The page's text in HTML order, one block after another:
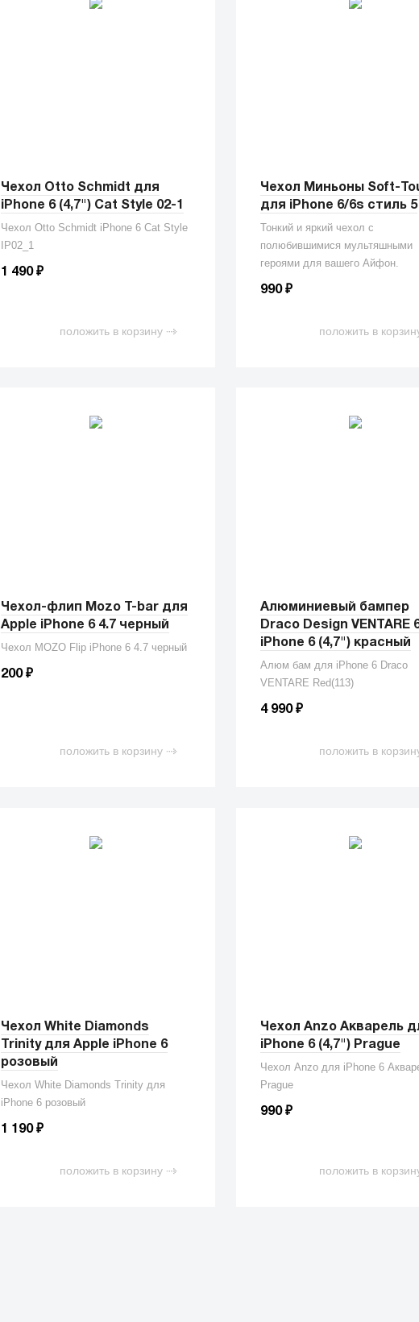
Чехол Otto Schmidt для
iPhone 6 (4,7") Cat Style 02-1
Чехол Otto Schmidt iPhone 6 Cat Style
IP02_1
1 490 ₽
положить в корзину
Чехол Миньоны Soft-
для iPhone 6/6s стиль 5
Тонкий и яркий чехол с
полюбившимися мультяшными
героями для вашего Айфон.
990 ₽
положить в
Чехол-флип Mozo T-bar для
Apple iPhone 6 4.7 черный
Чехол MOZO Flip iPhone 6 4.7 черный
200 ₽
положить в корзину
Алюминиевый бампер
Draco Design VENTARE
iPhone 6 (4,7") красный
Алюм бам для iPhone 6 Draco
VENTARE Red(113)
4 990 ₽
положить в
Чехол White Diamonds
Trinity для Apple iPhone 6
розовый
Чехол White Diamonds Trinity для
iPhone 6 розовый
1 190 ₽
положить в корзину
Чехол Anzo Акварель
iPhone 6 (4,7") Prague
Чехол Anzo для iPhone 6
Prague
990 ₽
положить в